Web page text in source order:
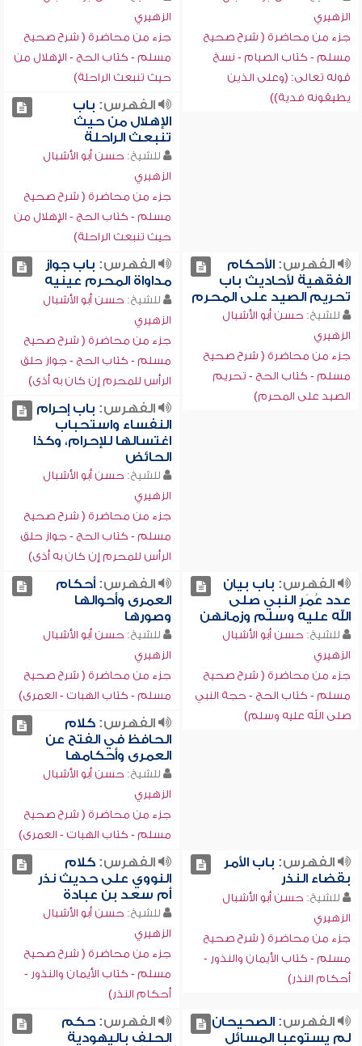
الزهيري
جزء من محاضرة ( شرح صحيح
مسلم - كتاب الصيام - نسخ
قوله تعالى: (وعلى الذين
يطيقونه فدية))
الزهيري
جزء من محاضرة ( شرح صحيح
مسلم - كتاب الحج - الإهلال من
حيث تنبعث الراحلة)
الفهرس: باب
الإهلال من حيث
تنبعث الراحلة
للشيخ: حسن أبو الأشبال
الزهيري
جزء من محاضرة ( شرح صحيح
مسلم - كتاب الحج - الإهلال من
حيث تنبعث الراحلة)
الفهرس:الأحكام
الفقهية لأحاديث باب
تحريم الصيد على المحرم
للشيخ: حسن أبو الأشبال
الزهيري
جزء من محاضرة ( شرح صحيح
مسلم - كتاب الحج - تحريم
الصيد على المحرم)
الفهرس: باب جواز
مداواة المحرم عينيه
للشيخ: حسن أبو الأشبال
الزهيري
جزء من محاضرة ( شرح صحيح
مسلم - كتاب الحج - جواز حلق
الرأس للمحرم إن كان به أذى)
الفهرس: باب إحرام
النفساء واستحباب
اغتسالها للإحرام، وكذا
الحائض
للشيخ: حسن أبو الأشبال
الزهيري
جزء من محاضرة ( شرح صحيح
مسلم - كتاب الحج - جواز حلق
الرأس للمحرم إن كان به أذى)
الفهرس: باب بيان
عدد عُمَرِ النبي صلى
الله عليه وسلم وزمانهن
للشيخ: حسن أبو الأشبال
الزهيري
جزء من محاضرة ( شرح صحيح
مسلم - كتاب الحج - حجة النبي
صلى الله عليه وسلم)
الفهرس:أحكام
العمرى وأحوالها
وصورها
للشيخ: حسن أبو الأشبال
الزهيري
جزء من محاضرة ( شرح صحيح
مسلم - كتاب الهبات - العمرى)
الفهرس:كلام
الحافظ في الفتح عن
العمرى وأحكامها
للشيخ: حسن أبو الأشبال
الزهيري
جزء من محاضرة ( شرح صحيح
مسلم - كتاب الهبات - العمرى)
الفهرس: باب الأمر
بقضاء النذر
للشيخ: حسن أبو الأشبال
الزهيري
جزء من محاضرة ( شرح صحيح
مسلم - كتاب الأيمان والنذور -
أحكام النذر)
الفهرس:كلام
النووي على حديث نذر
أم سعد بن عبادة
للشيخ: حسن أبو الأشبال
الزهيري
جزء من محاضرة ( شرح صحيح
مسلم - كتاب الأيمان والنذور -
أحكام النذر)
الفهرس:الصحيحان
لم يستوعبا المسائل
الفهرس:حكم
الحلف باليهودية